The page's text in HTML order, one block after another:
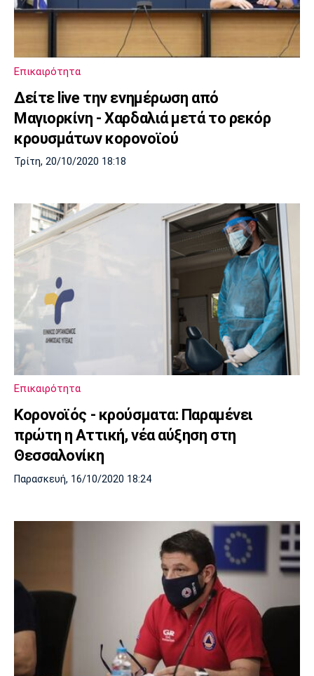
Επικαιρότητα
Δείτε live την ενημέρωση από
Μαγιορκίνη - Χαρδαλιά μετά το ρεκόρ
κρουσμάτων κορονοϊού
Τρίτη, 20/10/2020 18:18
Επικαιρότητα
Κορονοϊός - κρούσματα: Παραμένει
πρώτη η Αττική, νέα αύξηση στη
Θεσσαλονίκη
Παρασκευή, 16/10/2020 18:24